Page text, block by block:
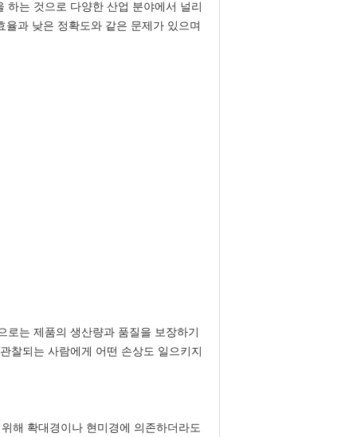
하는 것으로 다양한 산업 분야에서 널리
과 낮은 정확도와 같은 문제가 있으며
로는 제품의 생산량과 품질을 보장하기
찰되는 사람에게 어떤 손상도 일으키지
해 확대경이나 현미경에 의존하더라도